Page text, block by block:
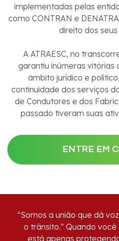
implementadas pelas
como CONTRAN e
direito dos
A ATRAESC, no
garantiu inúmeras vitórias
âmbito jurídico e
continuidade dos serviços
de Condutores e dos
passado tiveram suas
ENTRE EM
“Somos a união que dá
o trânsito.” Quando
está apenas